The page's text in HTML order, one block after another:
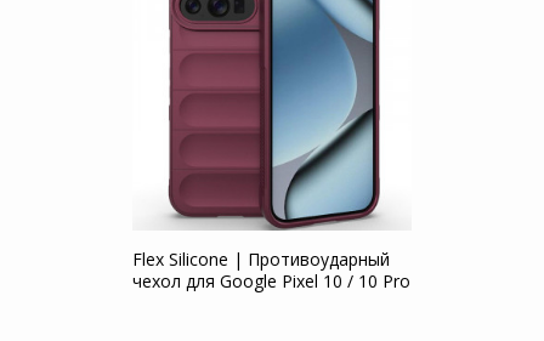
Flex Silicone | Противоударный
чехол для Google Pixel 10 / 10 Pro